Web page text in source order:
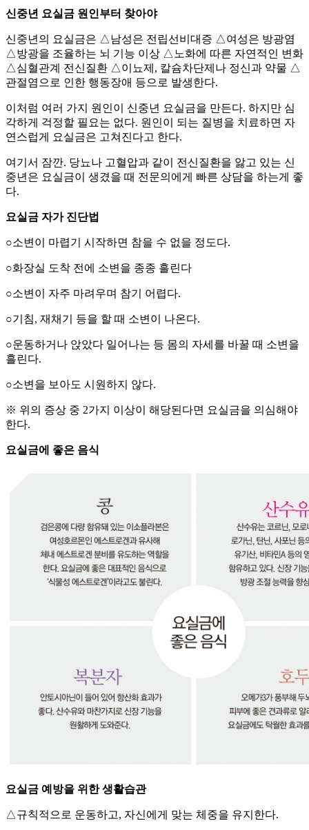
신중년 요실금 원인부터 찾아야
신중년의 요실금은 △남성은 전립선비대증 △여성은 방광염
△방광을 조율하는 뇌 기능 이상 △노화에 따른 자연적인 변화
△심혈관계 전신질환 △이뇨제, 칼슘차단제나 정신과 약물 △
관절염으로 인한 행동장애 등으로 발생한다.
이처럼 여러 가지 원인이 신중년 요실금을 만든다. 하지만 심
각하게 걱정할 필요는 없다. 원인이 되는 질병을 치료하면 자
연스럽게 요실금은 고쳐진다고 한다.
여기서 잠깐. 당뇨나 고혈압과 같이 전신질환을 앓고 있는 신
중년은 요실금이 생겼을 때 전문의에게 빠른 상담을 하는게 좋
다.
요실금 자가 진단법
○소변이 마렵기 시작하면 참을 수 없을 정도다.
○화장실 도착 전에 소변을 종종 흘린다
○소변이 자주 마려우며 참기 어렵다.
○기침, 재채기 등을 할 때 소변이 나온다.
○운동하거나 앉았다 일어나는 등 몸의 자세를 바꿀 때 소변을
흘린다.
○소변을 보아도 시원하지 않다.
※ 위의 증상 중 2가지 이상이 해당된다면 요실금을 의심해야
한다.
요실금에 좋은 음식
요실금 예방을 위한 생활습관
△규칙적으로 운동하고, 자신에게 맞는 체중을 유지한다.